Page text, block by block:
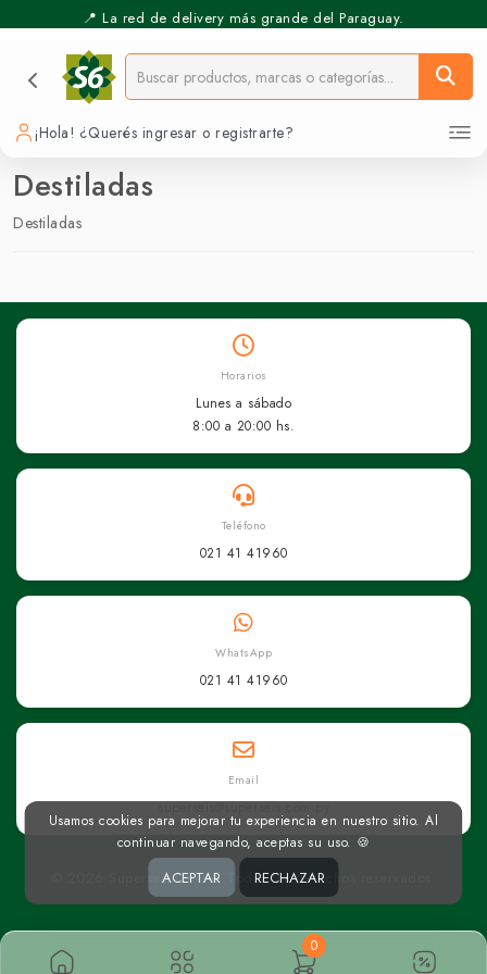
📍 La red de delivery más grande del Paraguay.
¡Hola! ¿Querés ingresar o registrarte?
Destiladas
Destiladas
0
Horarios
Lunes a sábado
8:00 a 20:00 hs.
Teléfono
021 41 41960
WhatsApp
021 41 41960
Email
superseis@superseis.com.py
© 2026 Superseis Online. Todos los derechos reservados.
Usamos cookies para mejorar tu experiencia en nuestro sitio. Al
continuar navegando, aceptas su uso. 🍪
ACEPTAR RECHAZAR